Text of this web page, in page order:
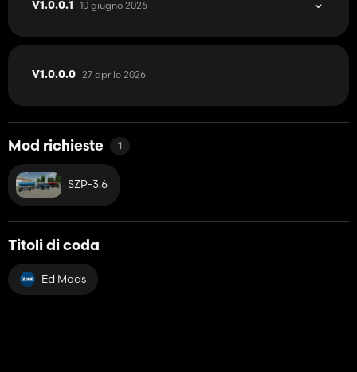
V1.0.0.1 10 giugno 2026
V1.0.0.0 27 aprile 2026
Mod richieste 1
SZP-3.6
Titoli di coda
Ed Mods